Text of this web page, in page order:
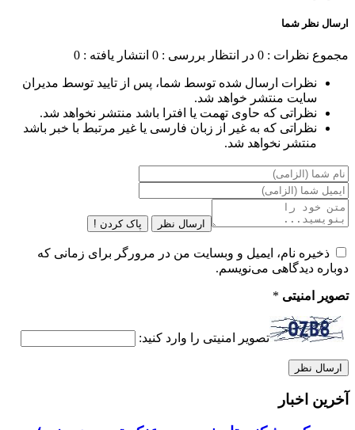
ارسال نظر شما
مجموع نظرات : 0 در انتظار بررسی : 0 انتشار یافته : 0
نظرات ارسال شده توسط شما، پس از تایید توسط مدیران
سایت منتشر خواهد شد.
نظراتی که حاوی تهمت یا افترا باشد منتشر نخواهد شد.
نظراتی که به غیر از زبان فارسی یا غیر مرتبط با خبر باشد
منتشر نخواهد شد.
ارسال نظر پاک کردن !
ذخیره نام، ایمیل و وبسایت من در مرورگر برای زمانی که
دوباره دیدگاهی می‌نویسم.
تصویر امنیتی *
تصویر امنیتی را وارد کنید:
آخرین اخبار